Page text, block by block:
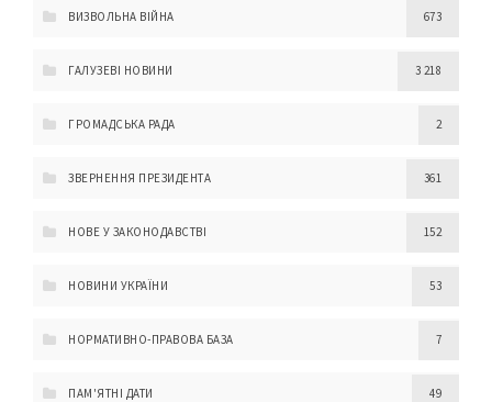
ВИЗВОЛЬНА ВІЙНА 673
ГАЛУЗЕВІ НОВИНИ 3 218
ГРОМАДСЬКА РАДА 2
ЗВЕРНЕННЯ ПРЕЗИДЕНТА 361
НОВЕ У ЗАКОНОДАВСТВІ 152
НОВИНИ УКРАЇНИ 53
НОРМАТИВНО-ПРАВОВА БАЗА 7
ПАМ'ЯТНІ ДАТИ 49